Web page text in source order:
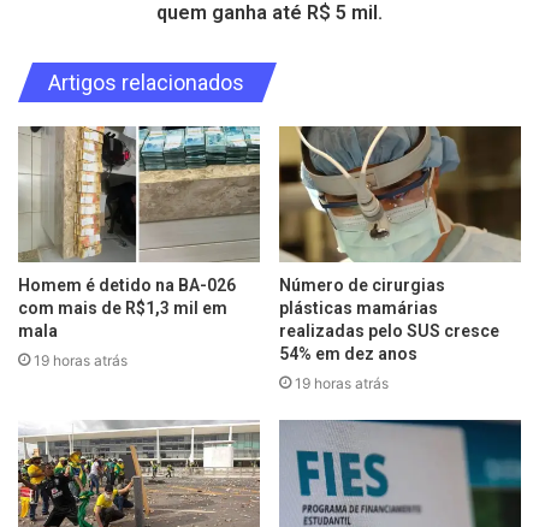
quem ganha até R$ 5 mil.
Artigos relacionados
Homem é detido na BA-026
com mais de R$1,3 mil em
mala
19 horas atrás
Número de cirurgias
plásticas mamárias
realizadas pelo SUS cresce
54% em dez anos
19 horas atrás